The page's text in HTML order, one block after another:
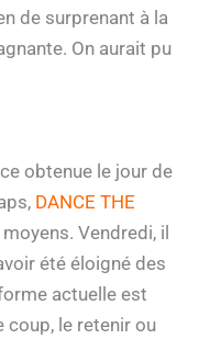
de surprenant à la
On aurait pu
obtenue le jour de
DANCE THE
Vendredi, il
été éloigné des
actuelle est
coup, le retenir ou